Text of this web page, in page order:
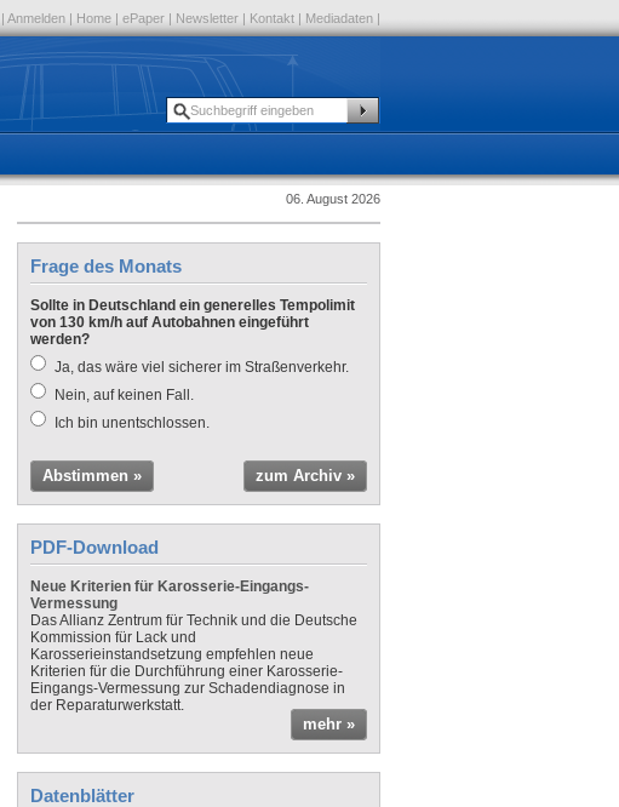
| Anmelden | Home | ePaper | Newsletter | Kontakt | Mediadaten |
06. August 2026
Frage des Monats
Sollte in Deutschland ein generelles Tempolimit
von 130 km/h auf Autobahnen eingeführt
werden?
Ja, das wäre viel sicherer im Straßenverkehr.
Nein, auf keinen Fall.
Ich bin unentschlossen.
Abstimmen » zum Archiv »
PDF-Download
Neue Kriterien für Karosserie-Eingangs-
Vermessung
Das Allianz Zentrum für Technik und die Deutsche
Kommission für Lack und
Karosserieinstandsetzung empfehlen neue
Kriterien für die Durchführung einer Karosserie-
Eingangs-Vermessung zur Schadendiagnose in
der Reparaturwerkstatt.
mehr »
Datenblätter